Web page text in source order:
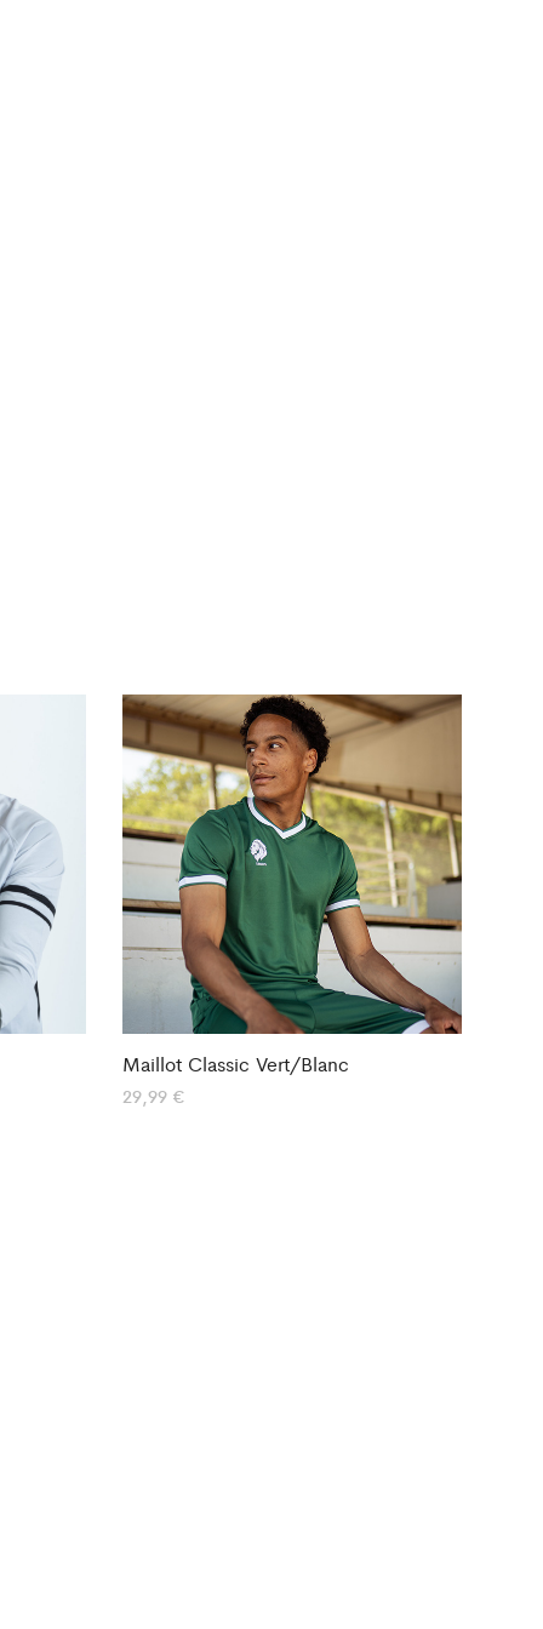
Maillot Classic Vert/Blanc
29,99 €